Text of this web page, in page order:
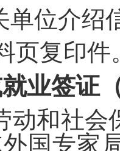
单位介绍
页复印件
就业签证
动和社会
国专家